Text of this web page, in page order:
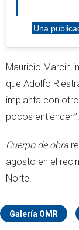
Una
Mauricio Marcin
que Adolfo
implanta con
pocos entienden”.
Cuerpo de obra
agosto en el
Norte.
Galería OMR